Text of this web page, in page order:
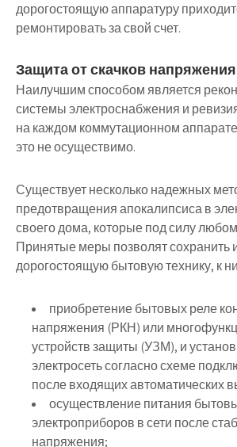
дорогостоящую аппаратуру
ремонтировать за свой счет.
Защита от скачков напряжения
Наилучшим способом является
системы электроснабжения и
на каждом коммутационном
это не осуществимо.
Существует несколько надежных
предотвращения апокалипсиса в
своего дома, которые под силу
Принятые меры позволят сохранить
дорогостоящую бытовую технику, к
приобретение бытовых реле
напряжения (РКН) или
устройств защиты (УЗМ), и
электросеть согласно схеме
после входящих автоматических
осуществление питания
электроприборов в сети после
напряжения;